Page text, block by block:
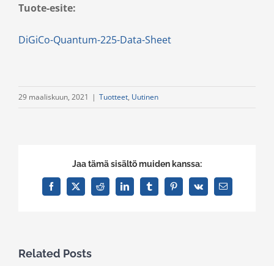
Tuote-esite:
DiGiCo-Quantum-225-Data-Sheet
29 maaliskuun, 2021 | Tuotteet, Uutinen
Jaa tämä sisältö muiden kanssa:
Facebook
X Reddit LinkedInTumblrPinterest
Vk Email
Related Posts